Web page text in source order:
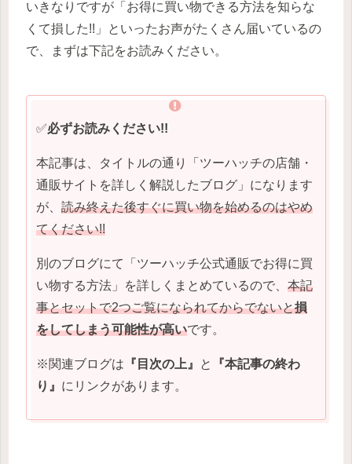
いきなりですが「お得に買い物できる方法を知らな
くて損した!!」といったお声がたくさん届いているの
で、まずは下記をお読みください。
✅必ずお読みください!!
本記事は、タイトルの通り「ツーハッチの店舗・
通販サイトを詳しく解説したブログ」になります
が、 読み終えた後すぐに買い物を始めるのはやめ
てください!!
別のブログにて「ツーハッチ公式通販でお得に買
い物する方法」を詳しくまとめているので、 本記
事とセットで2つご覧になられてからでないと損
をしてしまう可能性が高いです。
※関連ブログは 『目次の上』 と
『本記事の終わ
り』 にリンクがあります。